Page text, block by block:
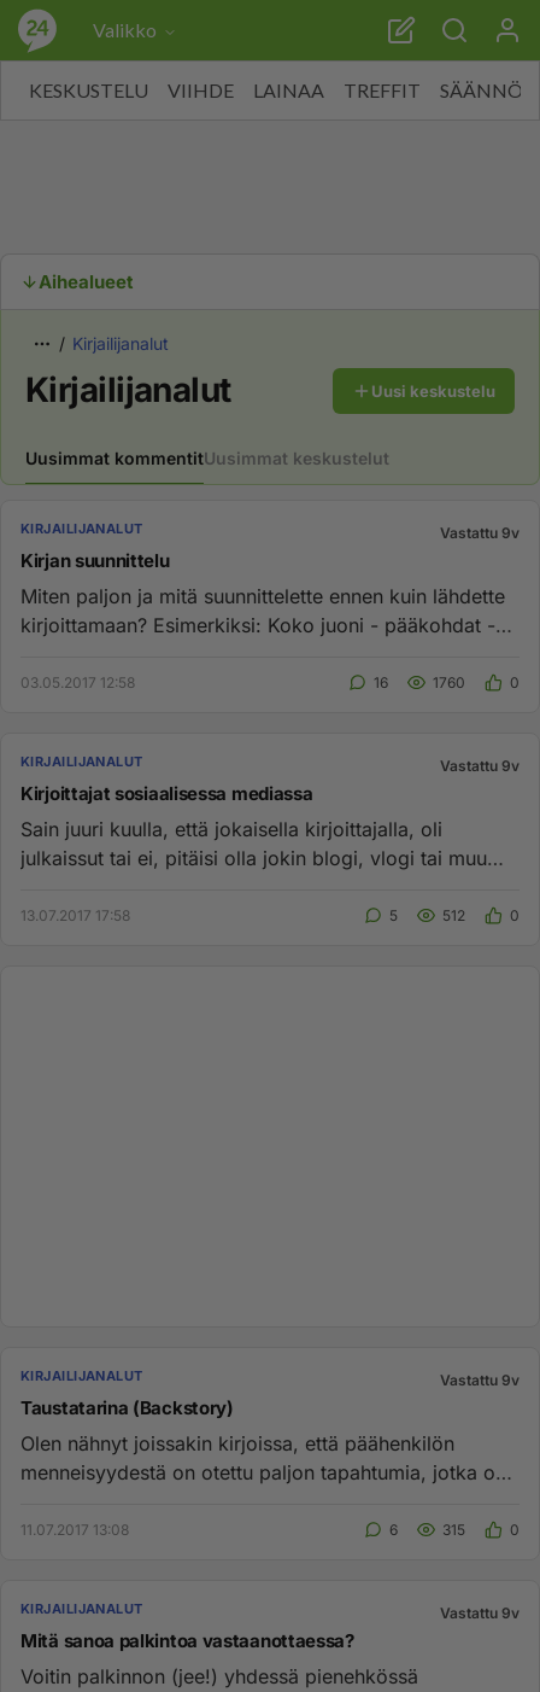
Valikko
KESKUSTELU VIIHDE LAINAA TREFFIT SÄÄNNÖT
Aihealueet
Kirjailijanalut
Kirjailijanalut Uusi keskustelu
Uusimmat kommentitUusimmat keskustelut
KIRJAILIJANALUT Vastattu 9v
Kirjan suunnittelu
Miten paljon ja mitä suunnittelette ennen kuin lähdette
kirjoittamaan? Esimerkiksi: Koko juoni - pääkohdat -ei
03.05.2017 12:58 16 1760 0
KIRJAILIJANALUT Vastattu 9v
Kirjoittajat sosiaalisessa mediassa
Sain juuri kuulla, että jokaisella kirjoittajalla, oli
julkaissut tai ei, pitäisi olla jokin blogi, vlogi tai muu
13.07.2017 17:58 5 512 0
KIRJAILIJANALUT Vastattu 9v
Taustatarina (Backstory)
Olen nähnyt joissakin kirjoissa, että päähenkilön
menneisyydestä on otettu paljon tapahtumia, jotka on
11.07.2017 13:08 6 315 0
KIRJAILIJANALUT Vastattu 9v
Mitä sanoa palkintoa vastaanottaessa?
Voitin palkinnon (jee!) yhdessä pienehkössä